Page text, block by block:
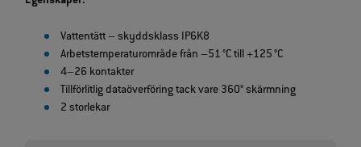
Vattentätt – skyddsklass IP6K8
Arbetstemperaturområde från –51 °C till +125 °C
4–26 kontakter
Tillförlitlig dataöverföring tack vare 360° skärmning
2 storlekar